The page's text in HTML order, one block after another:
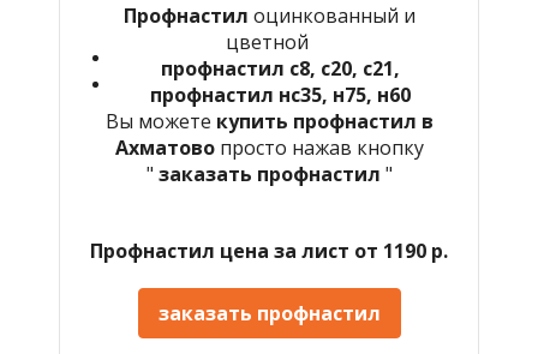
Профнастил оцинкованный и
цветной
профнастил с8, с20, с21,
профнастил нс35, н75, н60
Вы можете купить профнастил в
Ахматово просто нажав кнопку
" заказать профнастил "
Профнастил цена за лист от 1190 р.
заказать профнастил